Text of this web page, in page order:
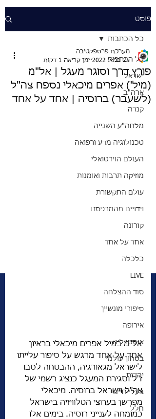
פוסט
כל הכתבות
ישראל
ארה"ב
קנדה
מלחה"ע השנייה
טכנולוגיה מדע ורפואה
העולם הוירטואלי
מוזיקה תרבות ואומנות
עולם התקשורת
וידויים מהמרפסת
קורונה
אחד על אחד
כלכלה
LIVE
סוד ההצלחה
סיפורי מונשיין
אירופה
אוסטרליה
בטחון עולמי
יהדות
בעלי חיים
חלל
כל הכתבות
פורץ דרך וסוגר מעגל | אל"מ
(מיל') אפרים מיכאלי נספח צה"ל
(לשעבר) ברוסיה | אחד על אחד
מערכת פרספקטיבה
25 במאי 2022
זמן קריאה 1 דקות
אל"מ במיל אפרים מיכאלי בראיון
אחד על אחד מרגש על סיפור עלייתו
לישראל מגאורגיה, ההבטחה לסבו
ז"ל וסגירת המעגל כנציג רשמי של
צה"ל וישראל ברוסיה. מיכאלי
מפרשן בערוצי הטלוויזיה בישראל
כמומחה לענייני רוסיה. בימים אלו